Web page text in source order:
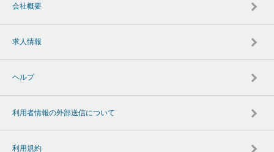
会社概要
求人情報
ヘルプ
利用者情報の外部送信について
利用規約